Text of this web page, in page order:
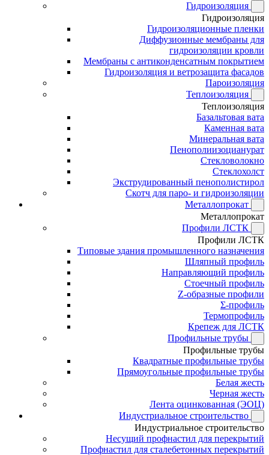
Гидроизоляция
Гидроизоляция
Гидроизоляционные пленки
Диффузионные мембраны для
гидроизоляции кровли
Мембраны с антиконденсатным покрытием
Гидроизоляция и ветрозащита фасадов
Пароизоляция
Теплоизоляция
Теплоизоляция
Базальтовая вата
Каменная вата
Минеральная вата
Пенополиизоцианурат
Стекловолокно
Стеклохолст
Экструдированный пенополистирол
Скотч для паро- и гидроизоляции
Металлопрокат
Металлопрокат
Профили ЛСТК
Профили ЛСТК
Типовые здания промышленного назначения
Шляпный профиль
Направляющий профиль
Стоечный профиль
Z-образные профили
Σ-профиль
Термопрофиль
Крепеж для ЛСТК
Профильные трубы
Профильные трубы
Квадратные профильные трубы
Прямоугольные профильные трубы
Белая жесть
Черная жесть
Лента оцинкованная (ЭОЦ)
Индустриальное строительство
Индустриальное строительство
Несущий профнастил для перекрытий
Профнастил для сталебетонных перекрытий